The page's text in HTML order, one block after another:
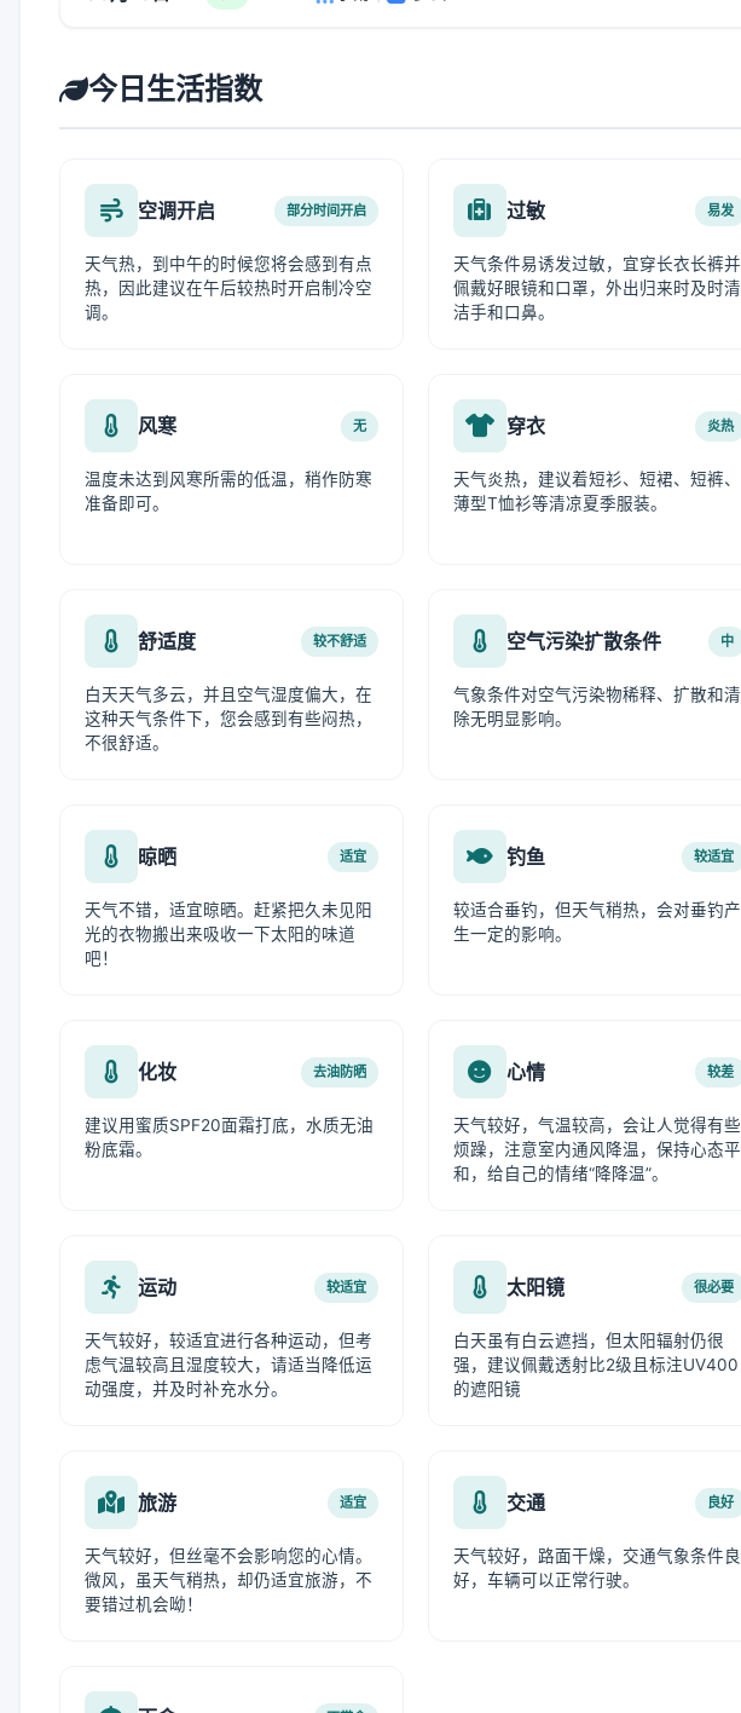
今日生活指数
空调开启 部分时间开启
天气热，到中午的时候您将会感到有点
热，因此建议在午后较热时开启制冷空
调。
过敏 易发
天气条件易诱发过敏，宜穿长衣长裤并
佩戴好眼镜和口罩，外出归来时及时清
洁手和口鼻。
风寒 无
温度未达到风寒所需的低温，稍作防寒
准备即可。
穿衣 炎热
天气炎热，建议着短衫、短裙、短裤、
薄型T恤衫等清凉夏季服装。
舒适度 较不舒适
白天天气多云，并且空气湿度偏大，在
这种天气条件下，您会感到有些闷热，
不很舒适。
空气污染扩散条件 中
气象条件对空气污染物稀释、扩散和清
除无明显影响。
晾晒 适宜
天气不错，适宜晾晒。赶紧把久未见阳
光的衣物搬出来吸收一下太阳的味道
吧！
钓鱼 较适宜
较适合垂钓，但天气稍热，会对垂钓产
生一定的影响。
化妆 去油防晒
建议用蜜质SPF20面霜打底，水质无油
粉底霜。
心情 较差
天气较好，气温较高，会让人觉得有些
烦躁，注意室内通风降温，保持心态平
和，给自己的情绪“降降温”。
运动 较适宜
天气较好，较适宜进行各种运动，但考
虑气温较高且湿度较大，请适当降低运
动强度，并及时补充水分。
太阳镜 很必要
白天虽有白云遮挡，但太阳辐射仍很
强，建议佩戴透射比2级且标注UV400
的遮阳镜
旅游 适宜
天气较好，但丝毫不会影响您的心情。
微风，虽天气稍热，却仍适宜旅游，不
要错过机会呦！
交通 良好
天气较好，路面干燥，交通气象条件良
好，车辆可以正常行驶。